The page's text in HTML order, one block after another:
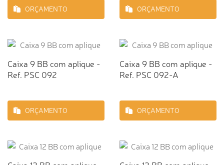
ORÇAMENTO ORÇAMENTO
Caixa 9 BB com aplique -
Ref. PSC 092
ORÇAMENTO
Caixa 9 BB com aplique -
Ref. PSC 092-A
ORÇAMENTO